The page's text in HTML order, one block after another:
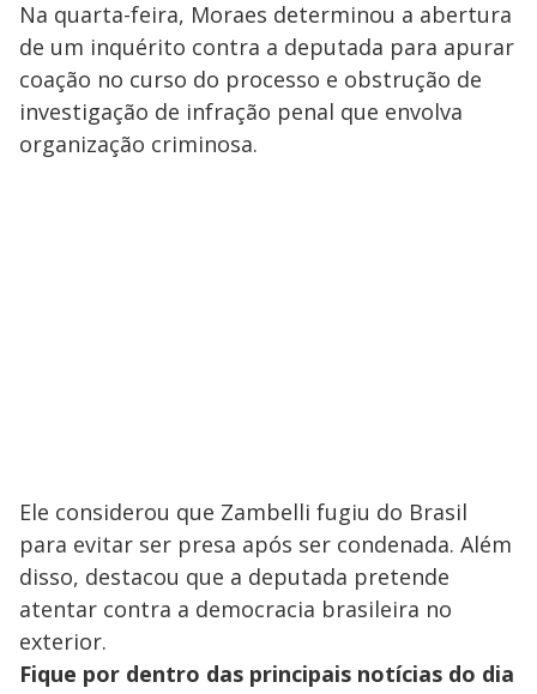
Na quarta-feira, Moraes determinou a abertura
de um inquérito contra a deputada para apurar
coação no curso do processo e obstrução de
investigação de infração penal que envolva
organização criminosa.
Ele considerou que Zambelli fugiu do Brasil
para evitar ser presa após ser condenada. Além
disso, destacou que a deputada pretende
atentar contra a democracia brasileira no
exterior.
Fique por dentro das principais notícias do dia